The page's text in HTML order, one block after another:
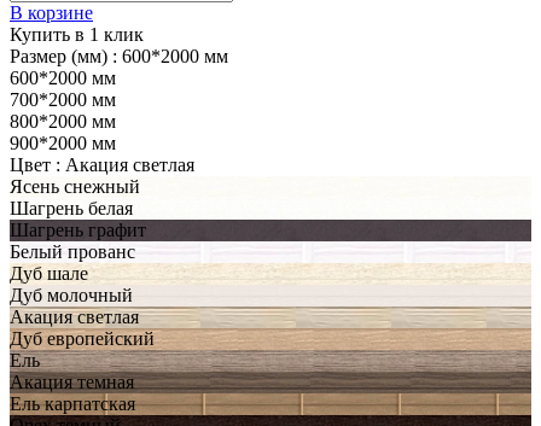
В корзине
Купить в 1 клик
Размер (мм) : 600*2000 мм
600*2000 мм
700*2000 мм
800*2000 мм
900*2000 мм
Цвет : Акация светлая
Ясень снежный
Шагрень белая
Шагрень графит
Белый прованс
Дуб шале
Дуб молочный
Акация светлая
Дуб европейский
Ель
Акация темная
Ель карпатская